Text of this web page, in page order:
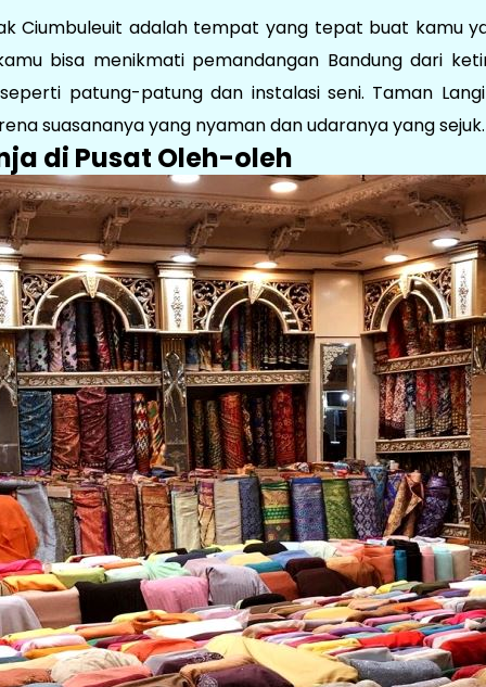
Ciumbuleuit adalah tempat yang tepat buat kamu
bisa menikmati pemandangan Bandung dari
patung-patung dan instalasi seni. Taman
suasananya yang nyaman dan udaranya yang sejuk.
di Pusat Oleh-oleh